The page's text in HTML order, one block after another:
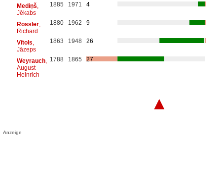
Mediņš
Jēkabs
1885 1971 4
Rössler,
Richard
1880 1962 9
Vītols
Jāzeps
1863 1948 26
Weyrauch,
August
Heinrich
1788 1865 27
▲
Anzeige